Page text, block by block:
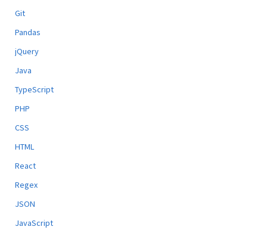
Git
Pandas
jQuery
Java
TypeScript
PHP
CSS
HTML
React
Regex
JSON
JavaScript